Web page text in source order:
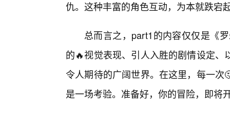
仇。这种丰富的角色互动，为本就跌宕
总而言之，part1的内容仅仅是《
的🔥视觉表现、引人入胜的剧情设定
令人期待的广阔世界。在这里，每一
是一场考验。准备好，你的冒险，即将